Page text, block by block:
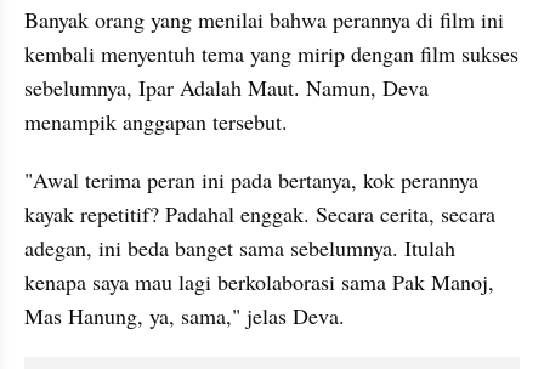
Banyak orang yang menilai bahwa perannya di film ini
kembali menyentuh tema yang mirip dengan film sukses
sebelumnya, Ipar Adalah Maut. Namun, Deva
menampik anggapan tersebut.
"Awal terima peran ini pada bertanya, kok perannya
kayak repetitif? Padahal enggak. Secara cerita, secara
adegan, ini beda banget sama sebelumnya. Itulah
kenapa saya mau lagi berkolaborasi sama Pak Manoj,
Mas Hanung, ya, sama," jelas Deva.